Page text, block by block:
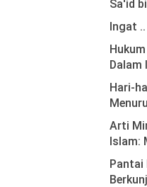
Sa'id
Ingat
Dalam
Hari-
Arti
Islam:
Pantai